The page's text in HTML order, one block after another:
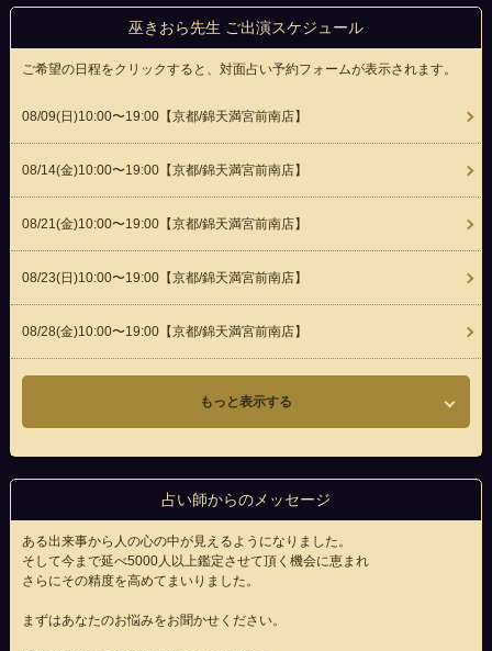
巫きおら先生 ご出演スケジュール
ご希望の日程をクリックすると、対面占い予約フォームが表示されます。
08/09(日 )10:00〜19:00【京都/錦天満宮前南店】
08/14(金)10:00〜19:00【京都/錦天満宮前南店】
08/21(金)10:00〜19:00【京都/錦天満宮前南店】
08/23(日 )10:00〜19:00【京都/錦天満宮前南店】
08/28(金)10:00〜19:00【京都/錦天満宮前南店】
もっと表示する
占い師からのメッセージ
ある出来事から人の心の中が見えるようになりました。
そして今まで延べ5000人以上鑑定させて頂く機会に恵まれ
さらにその精度を高めてまいりました。
まずはあなたのお悩みをお聞かせください。